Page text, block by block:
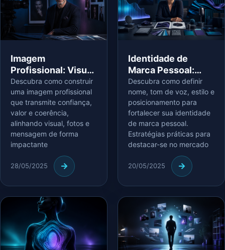
Imagem
Profissional: Visual,
Fotos e Coerência
com a Mensagem
Descubra como construir
uma imagem profissional
que transmite confiança,
valor e coerência,
alinhando visual, fotos e
mensagem de forma
impactante
28/05/2025
Identidade de
Marca Pessoal:
Nome, Voz, Estilo e
Posicionamento
Descubra como definir
nome, tom de voz, estilo e
posicionamento para
fortalecer sua identidade
de marca pessoal.
Estratégias práticas para
destacar-se no mercado
20/05/2025